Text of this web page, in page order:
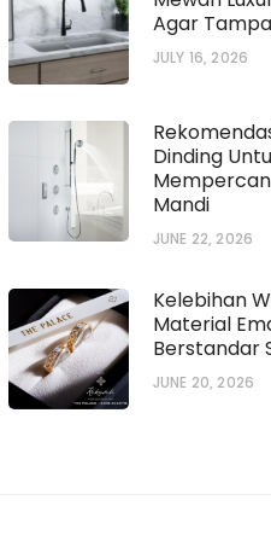
Agar
JULY 16, 2026
Dinding
Mandi
JUNE 22, 2026
Kelebihan
Material
Berstandar
JUNE 20, 2026